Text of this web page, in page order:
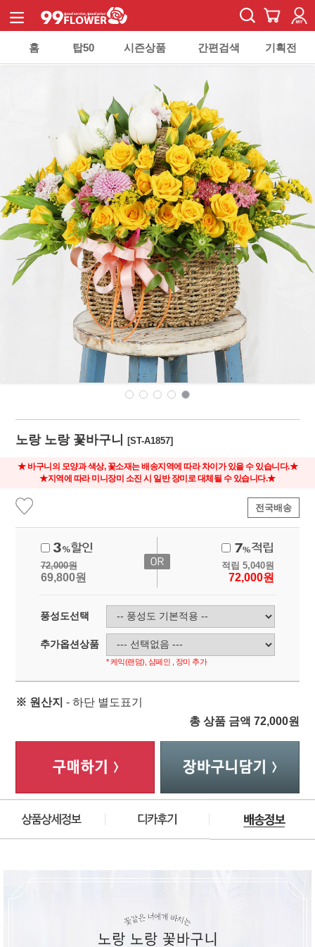
홈 탑50 시즌상품 간편검색 기획전
노랑 노랑 꽃바구니[ST-A1857]
★ 바구니의 모양과 색상, 꽃소재는 배송지역에 따라 차이가 있을 수 있습니다.★
★지역에 따라 미니장미 소진 시 일반 장미로 대체될 수 있습니다.★
전국배송
72,000원
69,800원
적립 5,040원
72,000원
풍성도선택
추가옵션상품
* 케익(랜덤), 샴페인 , 장미 추가
※ 원산지 - 하단 별도표기
총 상품 금액 72,000원